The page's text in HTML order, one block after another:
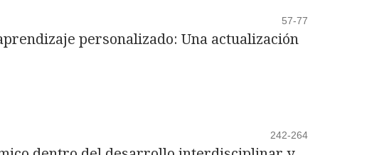
57-77
personalizado: Una actualización
242-264